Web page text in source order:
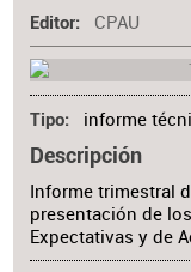
Editor CPAU
Tipo informe
Descripción
Informe trimestral
presentación de
Expectativas y de